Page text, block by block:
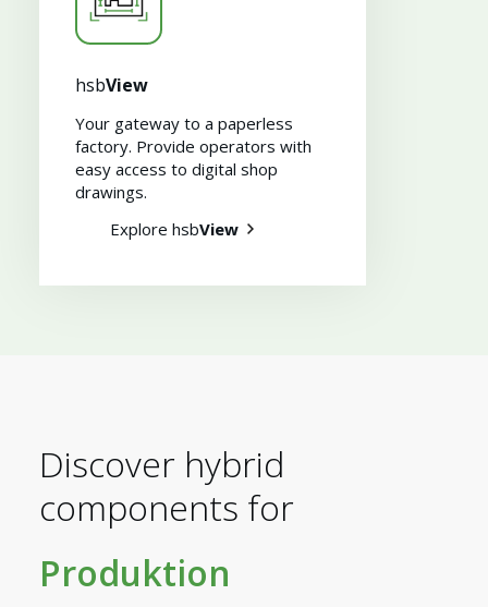
Myhsbcad
hsbView
Your gateway to a paperless
factory. Provide operators with
easy access to digital shop
drawings​.
Explore hsbView
Discover hybrid
components for
Produktion